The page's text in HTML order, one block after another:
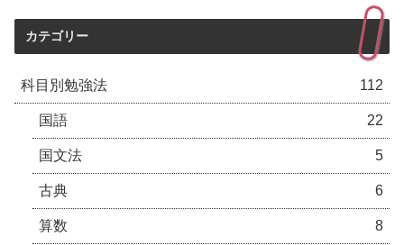
カテゴリー
科目別勉強法 112
国語 22
国文法 5
古典 6
算数 8